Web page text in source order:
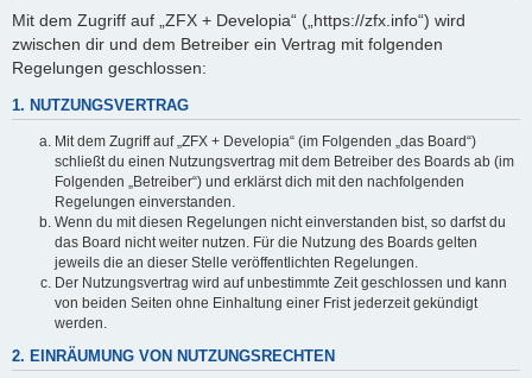
Mit dem Zugriff auf „ZFX + Developia“ („https://zfx.info“) wird
zwischen dir und dem Betreiber ein Vertrag mit folgenden
Regelungen geschlossen:
1. NUTZUNGSVERTRAG
Mit dem Zugriff auf „ZFX + Developia“ (im Folgenden „das Board“)
schließt du einen Nutzungsvertrag mit dem Betreiber des Boards ab (im
Folgenden „Betreiber“) und erklärst dich mit den nachfolgenden
Regelungen einverstanden.
Wenn du mit diesen Regelungen nicht einverstanden bist, so darfst du
das Board nicht weiter nutzen. Für die Nutzung des Boards gelten
jeweils die an dieser Stelle veröffentlichten Regelungen.
Der Nutzungsvertrag wird auf unbestimmte Zeit geschlossen und kann
von beiden Seiten ohne Einhaltung einer Frist jederzeit gekündigt
werden.
2. EINRÄUMUNG VON NUTZUNGSRECHTEN